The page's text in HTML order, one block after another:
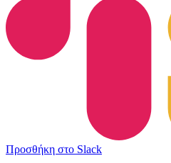
Προσθήκη στο Slack